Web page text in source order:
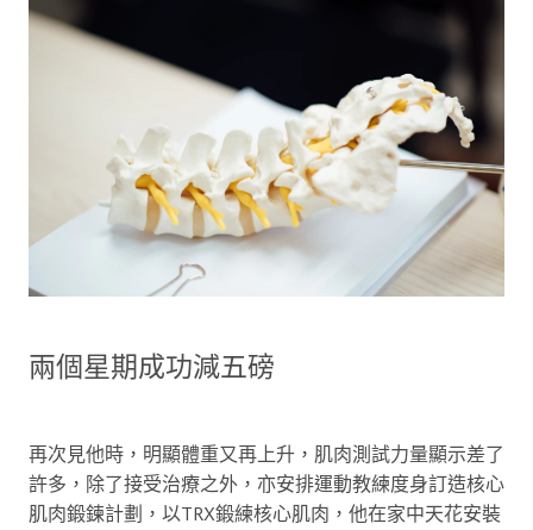
兩個星期成功減五磅
再次見他時，明顯體重又再上升，肌肉測試力量顯示差了
許多，除了接受治療之外，亦安排運動教練度身訂造核心
肌肉鍛鍊計劃，以TRX鍛練核心肌肉，他在家中天花安裝